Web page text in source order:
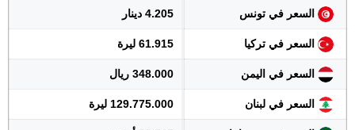
السعر في تونس 4.205 دينار
السعر في تركيا 61.915 ليرة
السعر في اليمن 348.000 ريال
السعر في لبنان 129.775.000 ليرة